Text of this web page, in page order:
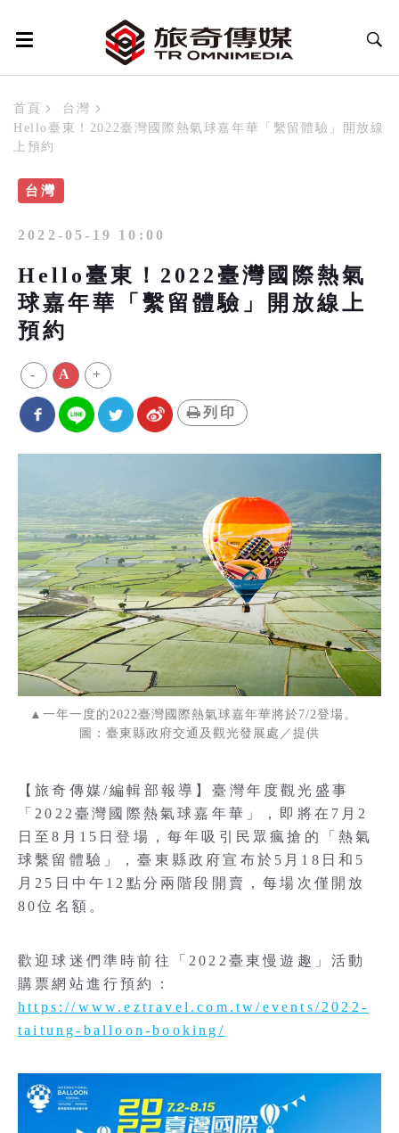
首頁
台灣
Hello臺東！2022臺灣國際熱氣球嘉年華「繫留體驗」開放線
上預約
台灣
2022-05-19 10:00
Hello臺東！2022臺灣國際熱氣
球嘉年華「繫留體驗」開放線上
預約
- A +
列印
▲一年一度的2022臺灣國際熱氣球嘉年華將於7/2登場。
圖：臺東縣政府交通及觀光發展處／提供
【旅奇傳媒/編輯部報導】臺灣年度觀光盛事
「2022臺灣國際熱氣球嘉年華」，即將在7月2
日至8月15日登場，每年吸引民眾瘋搶的「熱氣
球繫留體驗」，臺東縣政府宣布於5月18日和5
月25日中午12點分兩階段開賣，每場次僅開放
80位名額。
歡迎球迷們準時前往「2022臺東慢遊趣」活動
購票網站進行預約：
https://www.eztravel.com.tw/events/2022-
taitung-balloon-booking/